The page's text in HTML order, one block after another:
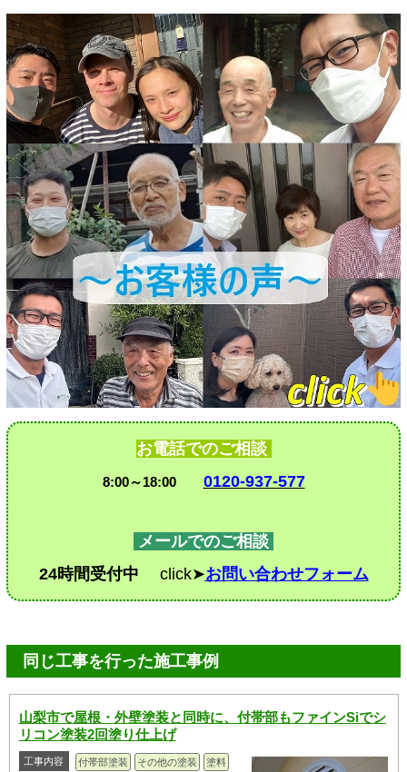
お電話でのご相談
8:00～18:00 0120-937-577
メールでのご相談
24時間受付中 click➤お問い合わせフォーム
同じ工事を行った施工事例
山梨市で屋根・外壁塗装と同時に、付帯部もファインSiでシ
リコン塗装2回塗り仕上げ
工事内容 付帯部塗装 その他の塗装 塗料